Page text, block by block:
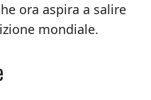
ora aspira a salire
mondiale.